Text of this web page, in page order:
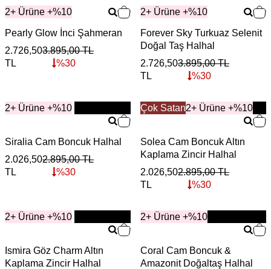
2+ Ürüne +%10
Pearly Glow İnci Şahmeran
2.726,50
TL
3.895,00TL
%30
2+ Ürüne +%10
Forever Sky Turkuaz Selenit
Doğal Taş Halhal
2.726,50
TL
3.895,00TL
%30
2+ Ürüne +%10
YENİ
Siralia Cam Boncuk Halhal
2.026,50
TL
2.895,00TL
%30
Çok Satan2+ Ürüne +%10
YENİ
Solea Cam Boncuk Altın
Kaplama Zincir Halhal
2.026,50
TL
2.895,00TL
%30
2+ Ürüne +%10
YENİ
Ismira Göz Charm Altın
Kaplama Zincir Halhal
2+ Ürüne +%10
YENİ
Coral Cam Boncuk &
Amazonit Doğaltaş Halhal